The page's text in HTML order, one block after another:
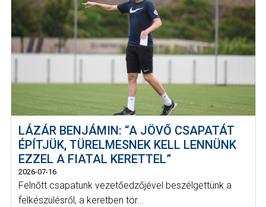
LÁZÁR BENJÁMIN: “A JÖVŐ CSAPATÁT
ÉPÍTJÜK, TÜRELMESNEK KELL LENNÜNK
EZZEL A FIATAL KERETTEL”
2026-07-16
Felnőtt csapatunk vezetőedzőjével beszélgettünk a
felkészülésről, a keretben tör...